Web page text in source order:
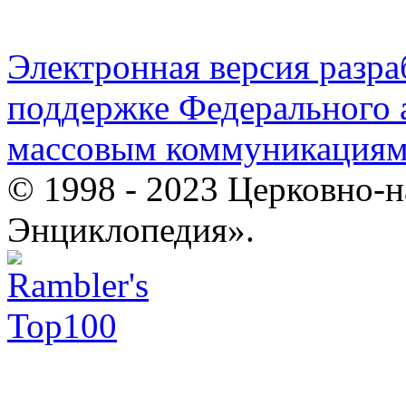
Электронная версия
поддержке Федерального
массовым
© 1998 - 2023 Церковно-
Энциклопедия».